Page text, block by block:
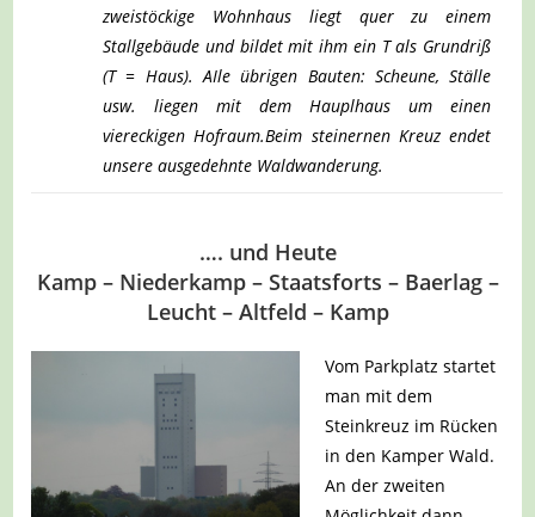
zweistöckige Wohnhaus liegt quer zu einem
Stallgebäude und bildet mit ihm ein T als Grundriß
(T = Haus). AIle übrigen Bauten: Scheune, Ställe
usw. liegen mit dem Hauplhaus um einen
viereckigen Hofraum.Beim steinernen Kreuz endet
unsere ausgedehnte Waldwanderung.
…. und Heute
Kamp – Niederkamp – Staatsforts – Baerlag –
Leucht – Altfeld – Kamp
Vom Parkplatz startet
man mit dem
Steinkreuz im Rücken
in den Kamper Wald.
An der zweiten